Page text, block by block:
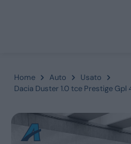
Home Auto
Usato
Dacia Duster 1.0 tce Prestige Gpl